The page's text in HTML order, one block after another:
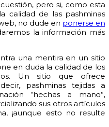
pero si, como esta
calidad de las pashminas
no dude en ponerse en
la información más
una mentira en un sitio
en duda la calidad de los
Un sitio que ofrece
pashminas tejidas a
“hechas a mano”,
sus otros artículos
¡aunque esto no resulte